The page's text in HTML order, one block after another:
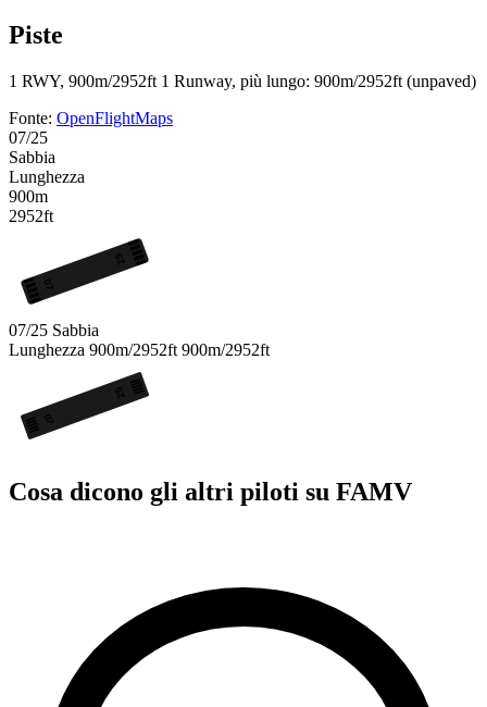
Piste
1 RWY, 900m/2952ft 1 Runway, più lungo: 900m/2952ft (unpaved)
Fonte: OpenFlightMaps
07/25
Sabbia
Lunghezza
900m
2952ft
25
07
07/25 Sabbia
Lunghezza 900m/2952ft 900m/2952ft
25
07
Cosa dicono gli altri piloti su FAMV